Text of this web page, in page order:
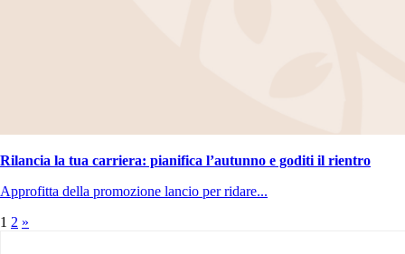
Rilancia la tua carriera: pianifica l’autunno e goditi il rientro
Approfitta della promozione lancio per ridare...
1 2 »